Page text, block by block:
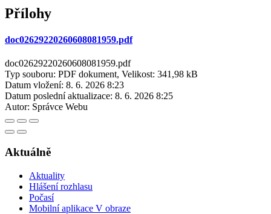
Přílohy
doc02629220260608081959.pdf
doc02629220260608081959.pdf
Typ souboru: PDF dokument, Velikost: 341,98 kB
Datum vložení: 8. 6. 2026 8:23
Datum poslední aktualizace: 8. 6. 2026 8:25
Autor: Správce Webu
Aktuálně
Aktuality
Hlášení rozhlasu
Počasí
Mobilní aplikace V obraze